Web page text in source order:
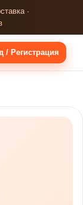
·
/ Регистрация